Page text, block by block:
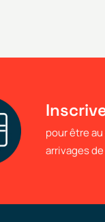
pour être
arrivages